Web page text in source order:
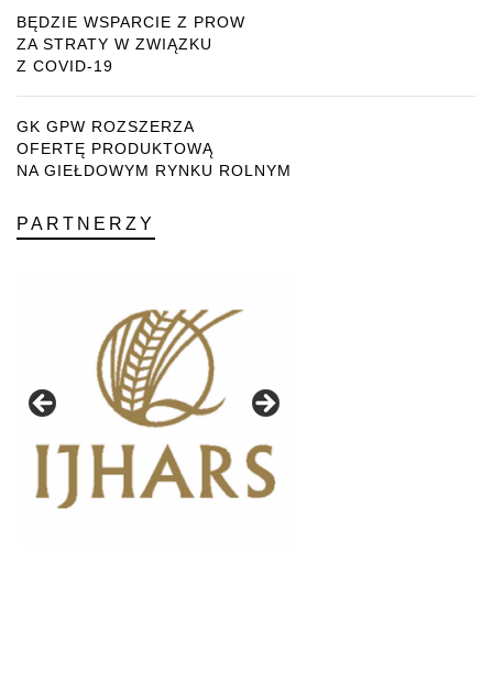
BĘDZIE WSPARCIE Z PROW
ZA STRATY W ZWIĄZKU
Z COVID-19
GK GPW ROZSZERZA
OFERTĘ PRODUKTOWĄ
NA GIEŁDOWYM RYNKU ROLNYM
PARTNERZY